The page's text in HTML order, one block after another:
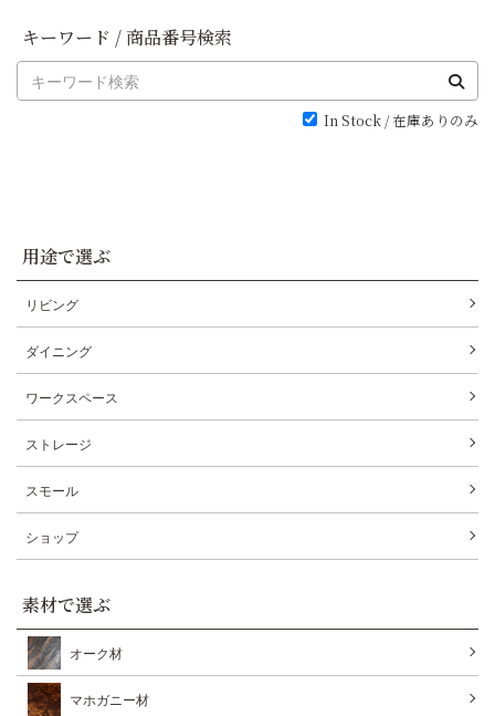
キーワード / 商品番号検索
In Stock / 在庫ありのみ
用途で選ぶ
リビング
ダイニング
ワークスペース
ストレージ
スモール
ショップ
素材で選ぶ
オーク材
マホガニー材